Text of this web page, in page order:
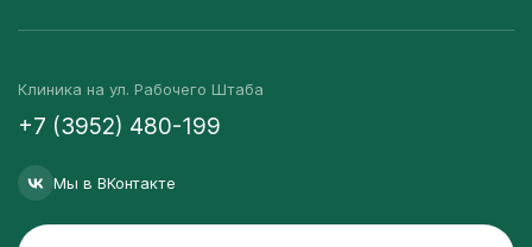
Клиника на ул. Рабочего Штаба
+7 (3952) 480-199
Мы в ВКонтакте